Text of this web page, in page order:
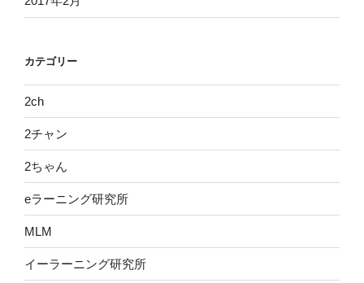
カテゴリー
2ch
2チャン
2ちゃん
eラーニング研究所
MLM
イーラーニング研究所